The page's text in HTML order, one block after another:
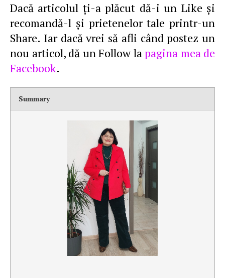
Dacă articolul ţi-a plăcut dă-i un Like şi
recomandă-l şi prietenelor tale printr-un
Share. Iar dacă vrei să afli când postez un
nou articol, dă un Follow lapagina mea de
Facebook.
Summary